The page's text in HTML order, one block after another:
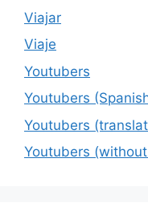
Viajar
Viaje
Youtubers
Youtubers
Youtubers
Youtubers